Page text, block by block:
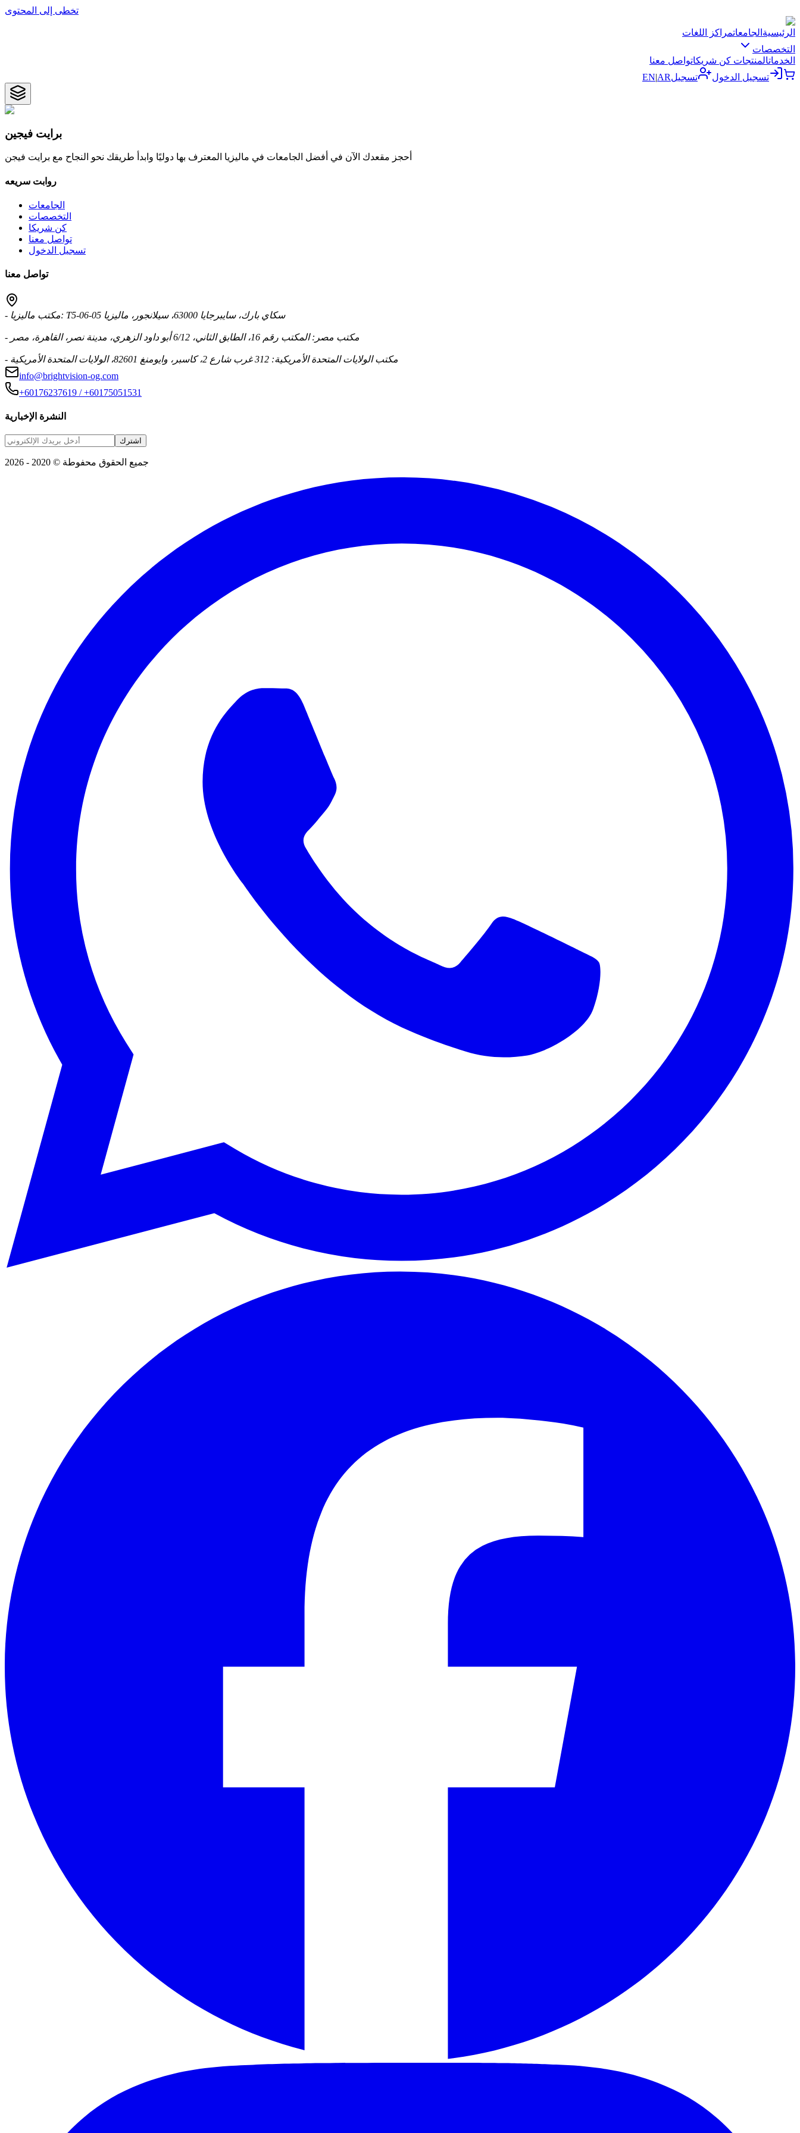
تخطى إلى المحتوى
الرئيسية الجامعاتمراكز اللغات
التخصصات
الخدماتالمنتجات كن شريكاتواصل معنا
تسجيل الدخول
تسجيل EN|AR
برايت فيجين
أحجز مقعدك الآن في أفضل الجامعات في ماليزيا المعترف بها دوليًا وابدأ طريقك نحو النجاح مع برايت فيجن
روابت سريعه
الجامعات
التخصصات
كن شريكا
تواصل معنا
تسجيل الدخول
تواصل معنا
- مكتب ماليزيا: T5-06-05 سكاي بارك، سايبرجايا 63000، سيلانجور، ماليزيا
- مكتب مصر: المكتب رقم 16، الطابق الثاني، 6/12 أبو داود الزهري، مدينة نصر، القاهرة، مصر
- مكتب الولايات المتحدة الأمريكية: 312 غرب شارع 2، كاسبر، وايومنغ 82601، الولايات المتحدة الأمريكية
info@brightvision-og.com
+60176237619 / +60175051531
النشرة الإخبارية
اشترك
جميع الحقوق محفوطة © 2020 - 2026